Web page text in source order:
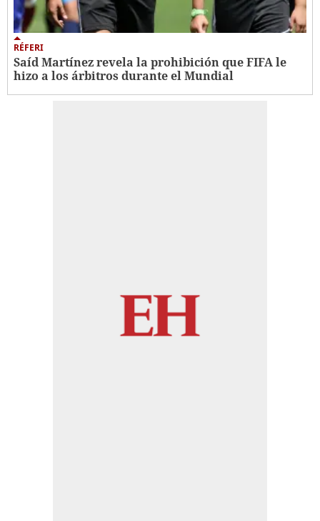
RÉFERI
Saíd Martínez revela la prohibición que FIFA le
hizo a los árbitros durante el Mundial